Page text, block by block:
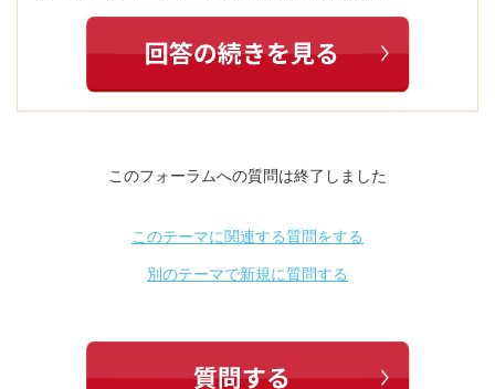
このフォーラムへの質問は終了しました
このテーマに関連する質問をする
別のテーマで新規に質問する